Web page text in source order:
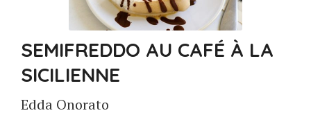
SEMIFREDDO AU CAFÉ À LA
SICILIENNE
Edda Onorato